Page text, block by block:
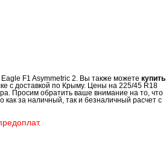
F1 Asymmetric 2. Вы также можете купить
с доставкой по Крыму. Цены на 225/45 R18
Просим обратить ваше внимание на то, что
за наличный, так и безналичный расчет с